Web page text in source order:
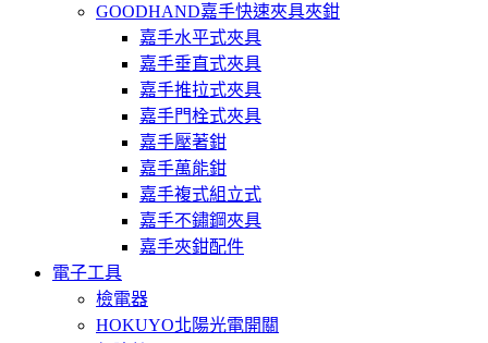
GOODHAND嘉手快速夾具夾鉗
嘉手水平式夾具
嘉手垂直式夾具
嘉手推拉式夾具
嘉手門栓式夾具
嘉手壓著鉗
嘉手萬能鉗
嘉手複式組立式
嘉手不鏽鋼夾具
嘉手夾鉗配件
電子工具
檢電器
HOKUYO北陽光電開關